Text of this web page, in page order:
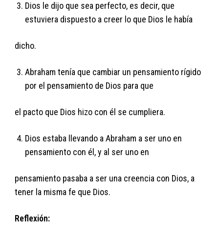
Dios le dijo que sea perfecto, es decir, que
estuviera dispuesto a creer lo que Dios le había
dicho.
Abraham tenía que cambiar un pensamiento rígido
por el pensamiento de Dios para que
el pacto que Dios hizo con él se cumpliera.
Dios estaba llevando a Abraham a ser uno en
pensamiento con él, y al ser uno en
pensamiento pasaba a ser una creencia con Dios, a
tener la misma fe que Dios.
Reflexión: